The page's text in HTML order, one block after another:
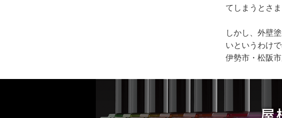
てしまうとさ
しかし、外壁
いというわけ
伊勢市・松阪